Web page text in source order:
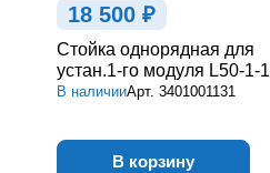
18 500 ₽
Стойка однорядная для
устан.1-го модуля L50-1-1
В наличииАрт. 3401001131
В корзину